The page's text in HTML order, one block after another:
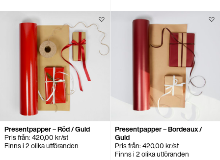
Presentpapper – Röd / Guld
Pris från:420,00kr/st
Finns i 2 olika utföranden
Presentpapper – Bordeaux /
Guld
Pris från:420,00kr/st
Finns i 2 olika utföranden